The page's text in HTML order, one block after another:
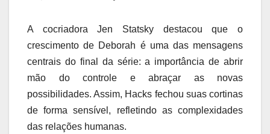
A cocriadora Jen Statsky destacou que o
crescimento de Deborah é uma das mensagens
centrais do final da série: a importância de abrir
mão do controle e abraçar as novas
possibilidades. Assim, Hacks fechou suas cortinas
de forma sensível, refletindo as complexidades
das relações humanas.